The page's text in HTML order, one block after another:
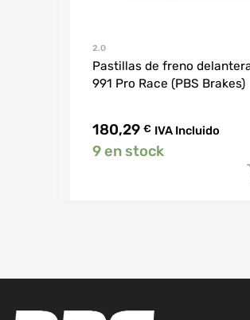
2.0
Pastillas de freno
991 Pro Race (PBS Brakes)
180,29 € IVA Incluido
9 en stock